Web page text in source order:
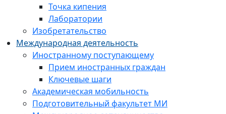
Точка кипения
Лаборатории
Изобретательство
Международная деятельность
Иностранному поступающему
Прием иностранных граждан
Ключевые шаги
Академическая мобильность
Подготовительный факультет МИ